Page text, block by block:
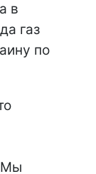
в
газ
по